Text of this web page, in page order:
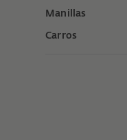
Manillas
Carros